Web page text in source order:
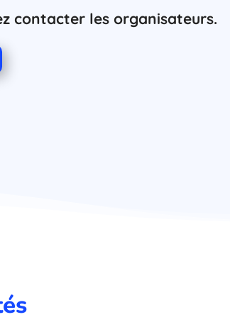
contacter les organisateurs.